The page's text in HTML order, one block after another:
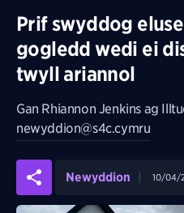
Prif swyddog
gogledd wedi ei
twyll ariannol
Gan Rhiannon Jenkins ag
newyddion@s4c.cymru
Newyddion 10/04/